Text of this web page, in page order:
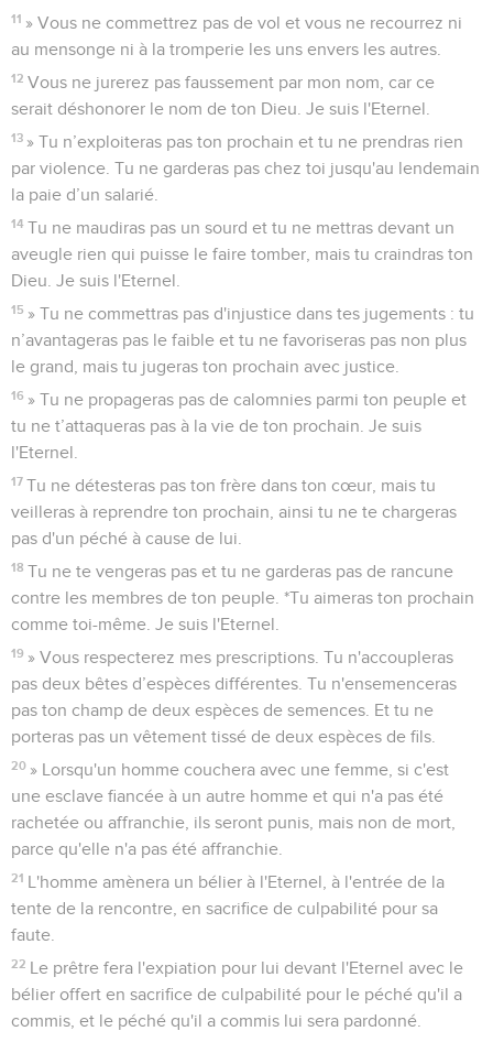
11 » Vous ne commettrez pas de vol et vous ne recourrez ni
au mensonge ni à la tromperie les uns envers les autres.
12 Vous ne jurerez pas faussement par mon nom, car ce
serait déshonorer le nom de ton Dieu. Je suis l'Eternel.
13 » Tu n’exploiteras pas ton prochain et tu ne prendras rien
par violence. Tu ne garderas pas chez toi jusqu'au lendemain
la paie d’un salarié.
14 Tu ne maudiras pas un sourd et tu ne mettras devant un
aveugle rien qui puisse le faire tomber, mais tu craindras ton
Dieu. Je suis l'Eternel.
15 » Tu ne commettras pas d'injustice dans tes jugements : tu
n’avantageras pas le faible et tu ne favoriseras pas non plus
le grand, mais tu jugeras ton prochain avec justice.
16 » Tu ne propageras pas de calomnies parmi ton peuple et
tu ne t’attaqueras pas à la vie de ton prochain. Je suis
l'Eternel.
17 Tu ne détesteras pas ton frère dans ton cœur, mais tu
veilleras à reprendre ton prochain, ainsi tu ne te chargeras
pas d'un péché à cause de lui.
18 Tu ne te vengeras pas et tu ne garderas pas de rancune
contre les membres de ton peuple. *Tu aimeras ton prochain
comme toi-même. Je suis l'Eternel.
19 » Vous respecterez mes prescriptions. Tu n'accoupleras
pas deux bêtes d’espèces différentes. Tu n'ensemenceras
pas ton champ de deux espèces de semences. Et tu ne
porteras pas un vêtement tissé de deux espèces de fils.
20 » Lorsqu'un homme couchera avec une femme, si c'est
une esclave fiancée à un autre homme et qui n'a pas été
rachetée ou affranchie, ils seront punis, mais non de mort,
parce qu'elle n'a pas été affranchie.
21 L'homme amènera un bélier à l'Eternel, à l'entrée de la
tente de la rencontre, en sacrifice de culpabilité pour sa
faute.
22 Le prêtre fera l'expiation pour lui devant l'Eternel avec le
bélier offert en sacrifice de culpabilité pour le péché qu'il a
commis, et le péché qu'il a commis lui sera pardonné.